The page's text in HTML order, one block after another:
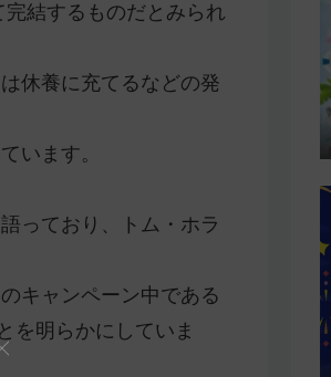
結するものだとみられ
休養に充てるなどの発
います。
っており、トム・ホラ
キャンペーン中である
を明らかにしていま